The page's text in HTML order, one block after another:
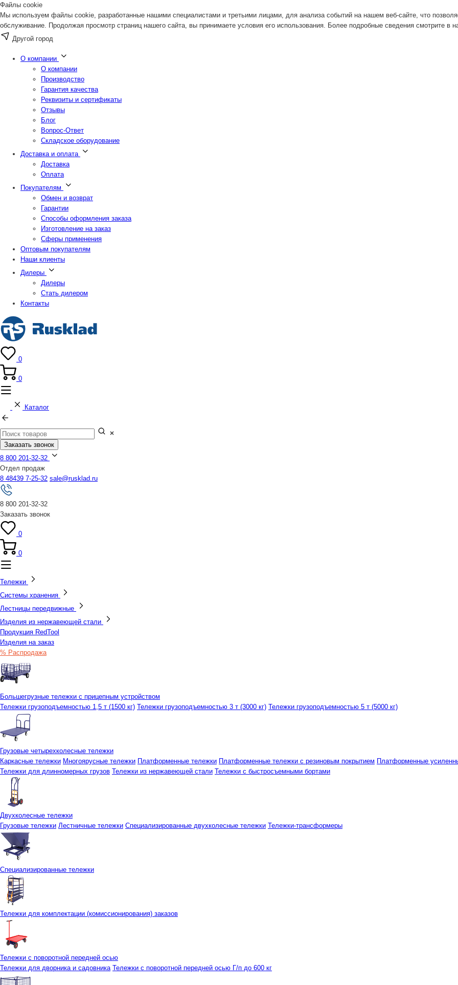
Файлы cookie
Мы используем файлы cookie, разработанные нашими специалистами и третьими лицами, для анализа событий на нашем веб-сайте, что
обслуживание. Продолжая просмотр страниц нашего сайта, вы принимаете условия его использования. Более подробные сведения смотрите в
Другой город
О компании
О компании
Производство
Гарантия качества
Реквизиты и сертификаты
Отзывы
Блог
Вопрос-Ответ
Складское оборудование
Доставка и оплата
Доставка
Оплата
Покупателям
Обмен и возврат
Гарантии
Способы оформления заказа
Изготовление на заказ
Сферы применения
Оптовым покупателям
Наши клиенты
Дилеры
Дилеры
Стать дилером
Контакты
0
0
Каталог
Заказать звонок
8 800 201-32-32
Отдел продаж
8 48439 7-25-32 sale@rusklad.ru
8 800 201-32-32
Заказать звонок
0
0
Тележки
Системы хранения
Лестницы передвижные
Изделия из нержавеющей стали
Продукция RedTool
Изделия на заказ
% Распродажа
Большегрузные тележки с прицепным устройством
Тележки грузоподъемностью 1,5 т (1500 кг) Тележки грузоподъемностью 3 т (3000 кг) Тележки грузоподъемностью 5 т (5000 кг)
Грузовые четырехколесные тележки
Каркасные тележки Многоярусные тележки Платформенные тележки Платформенные тележки с резиновым покрытием Платформенные
Тележки для длинномерных грузов Тележки из нержавеющей стали Тележки с быстросъемными бортами
Двухколесные тележки
Грузовые тележки Лестничные тележки Специализированные двухколесные тележки Тележки-трансформеры
Специализированные тележки
Тележки для комплектации (комиссионирования) заказов
Тележки с поворотной передней осью
Тележки для дворника и садовника Тележки с поворотной передней осью Г/п до 600 кг